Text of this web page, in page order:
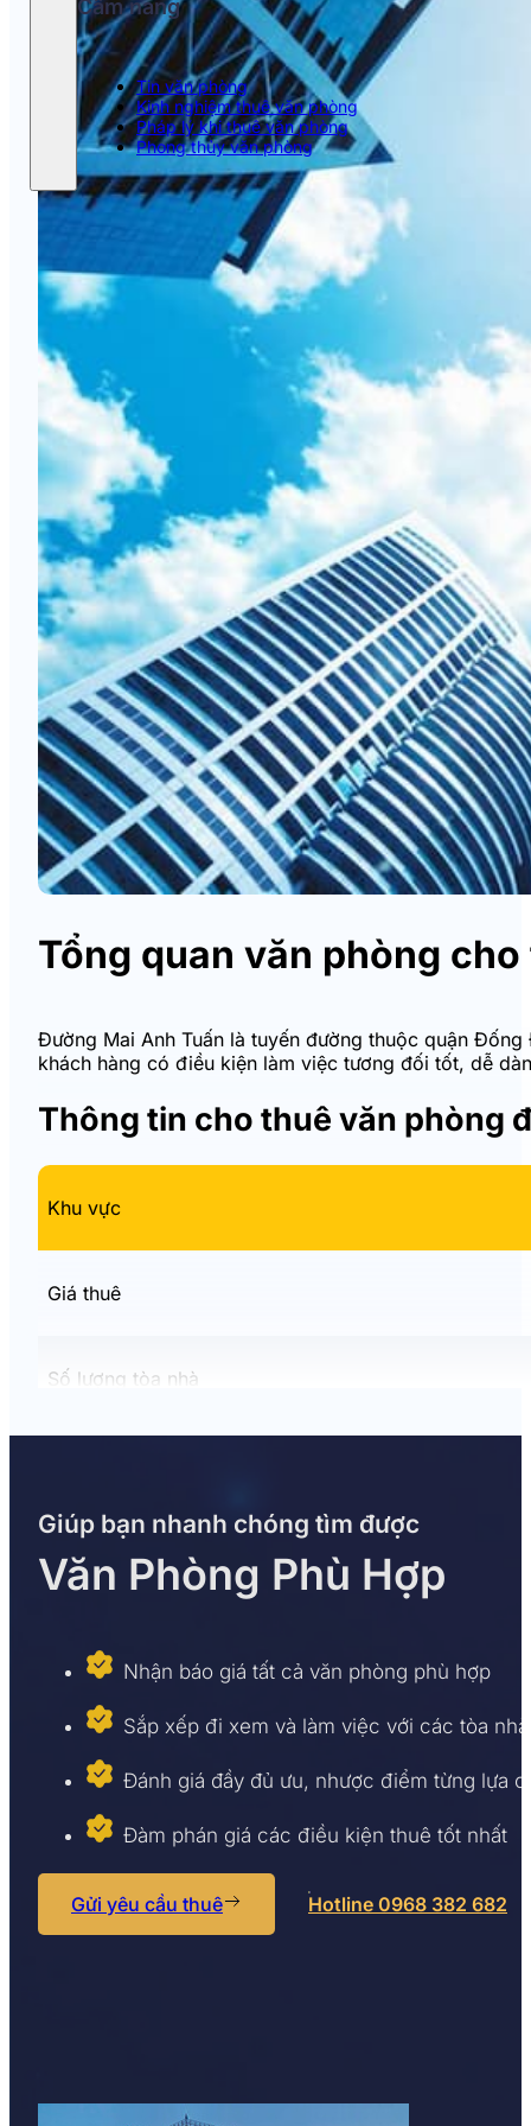
Cẩm nang
Tin văn phòng
Kinh nghiệm thuê văn phòng
Pháp lý khi thuê văn phòng
Phong thủy văn phòng
Tổng quan văn phòng
Đường Mai Anh Tuấn là tuyến đường thuộc quận
khách hàng có điều kiện làm việc tương đối tốt, dễ
Thông tin cho thuê văn phòng
Khu vực
Giá thuê
Số lượng tòa nhà
Giúp bạn nhanh chóng tìm được
Văn Phòng Phù Hợp
Nhận báo giá tất cả văn phòng phù hợp
Sắp xếp đi xem và làm việc với các tòa nhà
Đánh giá đầy đủ ưu, nhược điểm từng lựa
Đàm phán giá các điều kiện thuê tốt nhất
Gửi yêu cầu thuê Hotline 0968 382 682